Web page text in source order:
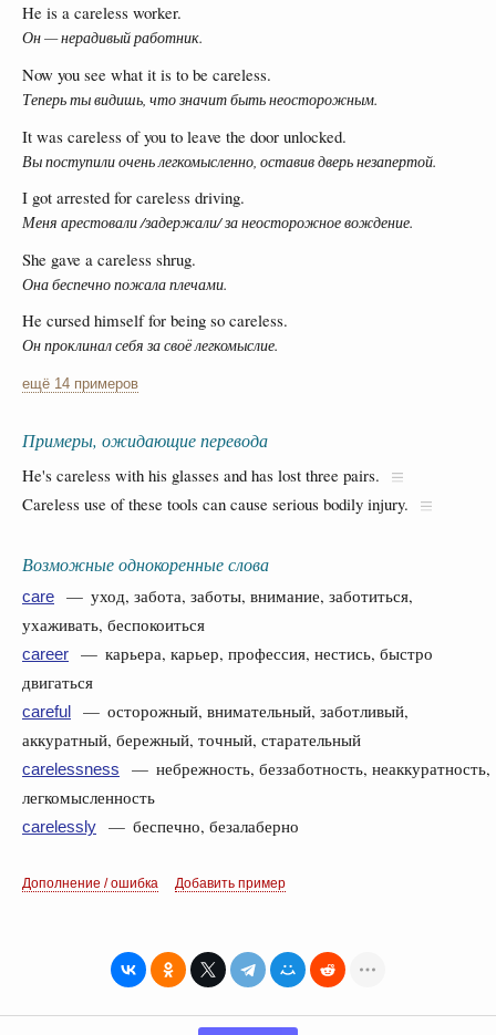
He is a careless worker.
Он — нерадивый работник.
Now you see what it is to be careless.
Теперь ты видишь, что значит быть неосторожным.
It was careless of you to leave the door unlocked.
Вы поступили очень легкомысленно, оставив дверь незапертой.
I got arrested for careless driving.
Меня арестовали /задержали/ за неосторожное вождение.
She gave a careless shrug.
Она беспечно пожала плечами.
He cursed himself for being so careless.
Он проклинал себя за своё легкомыслие.
ещё 14 примеров
Примеры, ожидающие перевода
He's careless with his glasses and has lost three pairs.
Careless use of these tools can cause serious bodily injury.
Возможные однокоренные слова
care
— уход, забота, заботы, внимание, заботиться,
ухаживать, беспокоиться
career
— карьера, карьер, профессия, нестись, быстро
двигаться
careful
— осторожный, внимательный, заботливый,
аккуратный, бережный, точный, старательный
carelessness
— небрежность, беззаботность, неаккуратность,
легкомысленность
carelessly — беспечно, безалаберно
Дополнение / ошибка Добавить пример